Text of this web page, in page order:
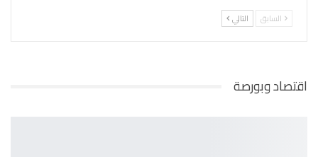
السابق التالي
اقتصاد وبورصة